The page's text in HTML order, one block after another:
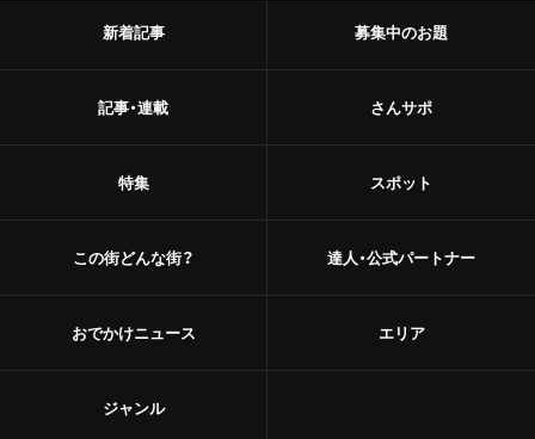
新着記事
記事・連載
特集
この街どんな街？
おでかけニュース
募集中のお題
さんサポ
スポット
達人・公式パートナー
エリア
ジャンル